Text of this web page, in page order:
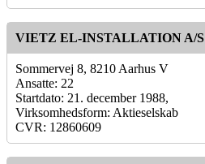
VIETZ EL-INSTALLATION A/S
Sommervej 8, 8210 Aarhus V
Ansatte: 22
Startdato: 21. december 1988,
Virksomhedsform: Aktieselskab
CVR: 12860609